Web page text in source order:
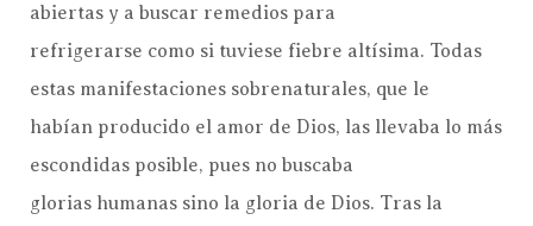
abiertas y a buscar remedios para
refrigerarse como si tuviese fiebre altísima. Todas
estas manifestaciones sobrenaturales, que le
habían producido el amor de Dios, las llevaba lo más
escondidas posible, pues no buscaba
glorias humanas sino la gloria de Dios. Tras la